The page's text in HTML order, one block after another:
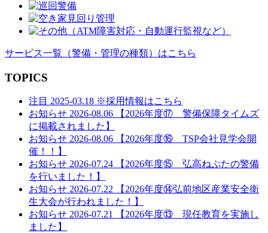
サービス一覧 （警備・管理の種類） はこちら
TOPICS
注目 2025-03.18 ※採用情報はこちら
お知らせ 2026-08.06
【2026年度⑰ 警備保障タイムズ
に掲載されました】
お知らせ 2026-08.06
【2026年度⑯ TSP会社見学会開
催！！】
お知らせ 2026-07.24
【2026年度⑮ 弘高ねぷたの警備
を行いました！】
お知らせ 2026-07.22
【2026年度⑭弘前地区産業安全衛
生大会が行われました！】
お知らせ 2026-07.21
【2026年度⑬ 現任教育を実施し
ました】